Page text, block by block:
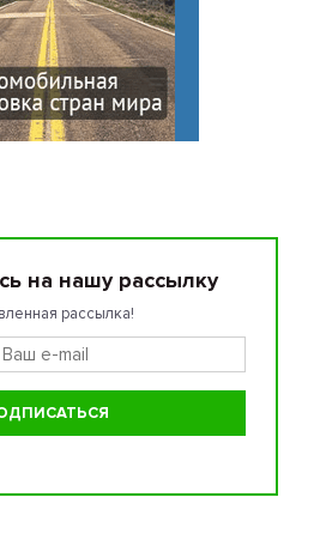
на нашу рассылку
рассылка!